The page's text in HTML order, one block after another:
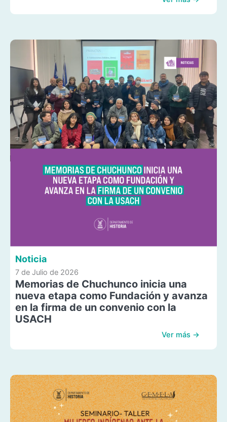
Noticia
7 de Julio de 2026
Memorias de Chuchunco inicia una
nueva etapa como Fundación y avanza
en la firma de un convenio con la
USACH
Ver más →